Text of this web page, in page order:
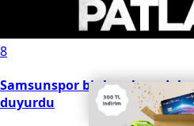
8
Samsunspor bir bombayı
duyurdu